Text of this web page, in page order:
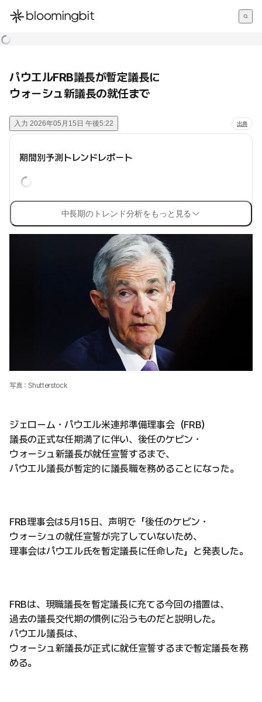
한국어
パウエルFRB議長が暫定議長に
ウォーシュ新議長の就任まで
入力 2026年05月15日 午後5:22 出典
期間別予測トレンドレポート
中長期のトレンド分析をもっと見る
写真：Shutterstock
ジェローム・パウエル米連邦準備理事会（FRB）
議長の正式な任期満了に伴い、後任のケビン・
ウォーシュ新議長が就任宣誓するまで、
パウエル議長が暫定的に議長職を務めることになった。
FRB理事会は5月15日、声明で「後任のケビン・
ウォーシュの就任宣誓が完了していないため、
理事会はパウエル氏を暫定議長に任命した」と発表した。
FRBは、現職議長を暫定議長に充てる今回の措置は、
過去の議長交代期の慣例に沿うものだと説明した。
パウエル議長は、
ウォーシュ新議長が正式に就任宣誓するまで暫定議長を務
める。